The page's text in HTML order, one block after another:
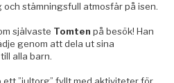
stämningsfull atmosfär på isen.
självaste Tomten på besök! Han
genom att dela ut sina
alla barn.